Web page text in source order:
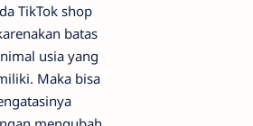
TikTok shop
batas
usia yang
Maka bisa